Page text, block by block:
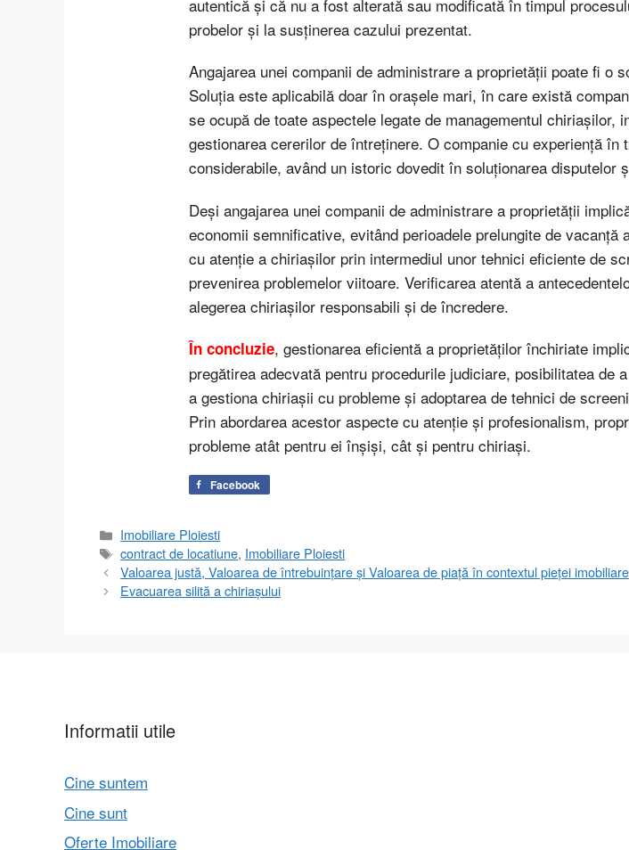
autentică și că nu a fost alterată sau modificată în timpul
probelor și la susținerea cazului prezentat.
Angajarea unei companii de administrare a proprietății poate fi o
Soluția este aplicabilă doar în orașele mari, în care există
se ocupă de toate aspectele legate de managementul
gestionarea cererilor de întreținere. O companie cu experiență
considerabile, având un istoric dovedit în soluționarea disputelor
Deși angajarea unei companii de administrare a proprietății
economii semnificative, evitând perioadele prelungite de
cu atenție a chiriașilor prin intermediul unor tehnici eficiente de
prevenirea problemelor viitoare. Verificarea atentă a
alegerea chiriașilor responsabili și de încredere.
În concluzie, gestionarea eficientă a proprietăților închiriate
pregătirea adecvată pentru procedurile judiciare, posibilitatea de
a gestiona chiriașii cu probleme și adoptarea de tehnici de
Prin abordarea acestor aspecte cu atenție și profesionalism,
probleme atât pentru ei înșiși, cât și pentru chiriași.
Facebook
Categorii
Imobiliare Ploiesti
Etichete
contract de locatiune, Imobiliare Ploiesti
Valoarea justă, Valoarea de întrebuințare și Valoarea de piață în contextul pieței imobiliare
Evacuarea silită a chiriașului
Informatii utile
Cine suntem
Cine sunt
Oferte Imobiliare